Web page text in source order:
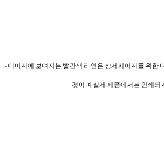
- 이미지에 보여지는 빨간색 라인은 상세페이지를 위한
것이며 실제 제품에서는 인쇄되